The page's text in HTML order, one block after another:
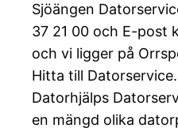
Sjöängen
37 21 00 och E-post
och vi ligger på
Hitta till
Datorhjälps
en mängd olika